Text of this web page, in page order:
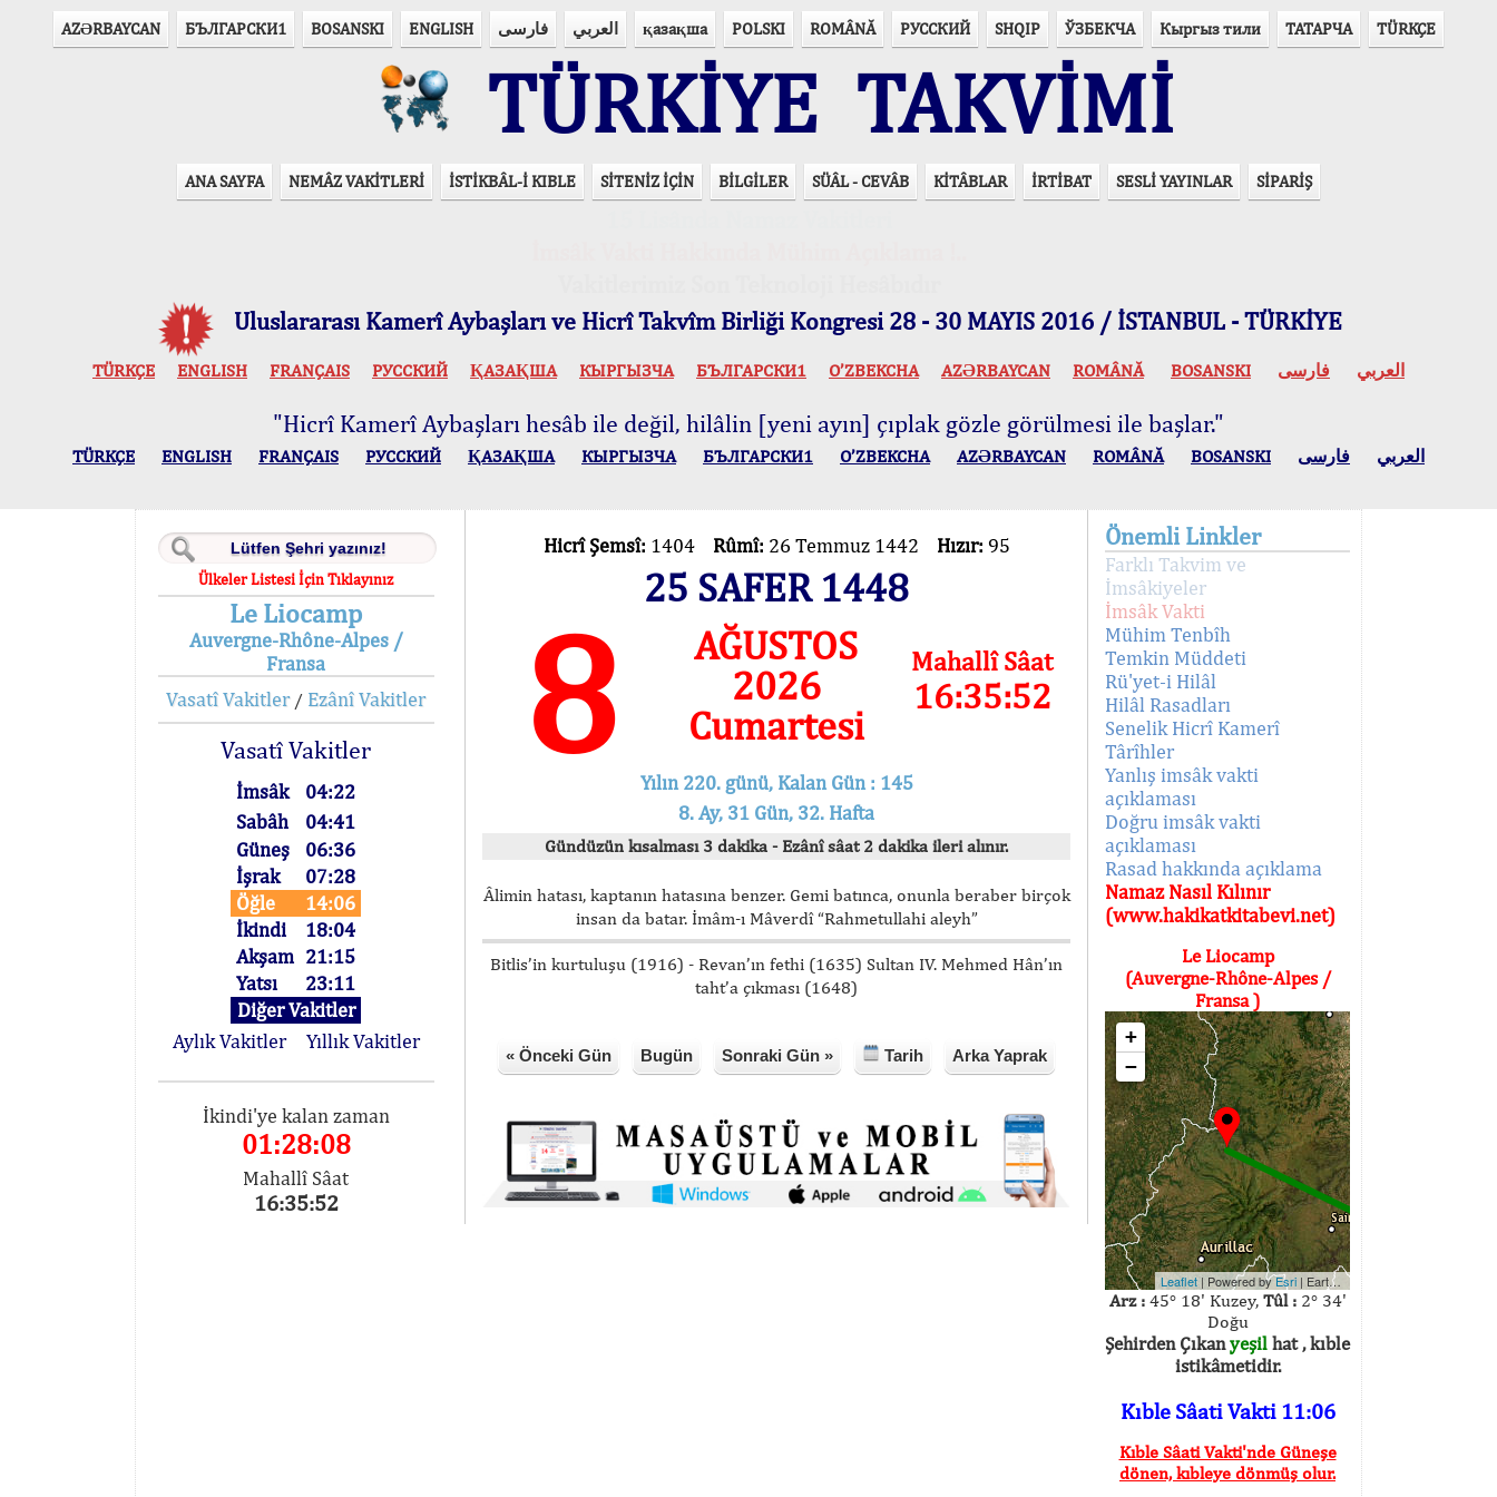
AZӘRBAYCAN БЪЛГАРСКИ1 BOSANSKI ENGLISH فارسی العربي қазақша POLSKI ROMÂNĂ РУССКИЙ SHQIP ЎЗБЕКЧА Кыргыз тили ТАТАРЧА TÜRKÇE
TÜRKİYE TAKVİMİ
ANA SAYFA NEMÂZ VAKİTLERİ İSTİKBÂL-İ KIBLE SİTENİZ İÇİN BİLGİLER SÜÂL - CEVÂB KİTÂBLAR İRTİBAT SESLİ YAYINLAR SİPARİŞ
Uluslararası Kamerî Aybaşları ve Hicrî Takvîm Birliği Kongresi 28 - 30 MAYIS 2016 / İSTANBUL - TÜRKİYE
TÜRKÇE ENGLISH FRANÇAIS РУССКИЙ ҚАЗАҚША КЫPГЫЗЧA БЪЛГАРСКИ1 O’ZBEKCHA AZӘRBAYCAN ROMÂNĂ BOSANSKI العربي فارسی
"Hicrî Kamerî Aybaşları hesâb ile değil, hilâlin [yeni ayın] çıplak gözle görülmesi ile başlar."
TÜRKÇE ENGLISH FRANÇAIS РУССКИЙ ҚАЗАҚША КЫPГЫЗЧA БЪЛГАРСКИ1 O’ZBEKCHA AZӘRBAYCAN ROMÂNĂ BOSANSKI العربي فارسی
Ülkeler Listesi İçin Tıklayınız
Le Liocamp
Auvergne-Rhône-Alpes /
Fransa
Vasatî Vakitler/ Ezânî Vakitler
Vasatî Vakitler
İmsâk
04:22
Sabâh
04:41
Güneş
06:36
İşrak
07:28
Öğle
14:06
İkindi
18:04
Akşam 21:15
Yatsı
23:11
Diğer Vakitler
Aylık Vakitler
Yıllık Vakitler
İkindi'ye kalan zaman
01:28:08
Mahallî Sâat
16:35:52
Hicrî Şemsî: 1404 Rûmî: 26 Temmuz 1442 Hızır: 95
25 SAFER 1448
8
AĞUSTOS
2026
Cumartesi
Mahallî Sâat
16:35:52
Yılın 220. günü, Kalan Gün : 145
8. Ay, 31 Gün, 32. Hafta
Gündüzün kısalması 3 dakika - Ezânî sâat 2 dakika ileri alınır.
Âlimin hatası, kaptanın hatasına benzer. Gemi batınca, onunla beraber birçok
insan da batar. İmâm-ı Mâverdî “Rahmetullahi aleyh”
Bitlis’in kurtuluşu (1916) - Revan’ın fethi (1635) Sultan IV. Mehmed Hân’ın
taht’a çıkması (1648)
« Önceki Gün Bugün Sonraki Gün » Tarih Arka Yaprak
Önemli Linkler
Farklı Takvim ve
İmsâkiyeler
İmsâk Vakti
Mühim Tenbîh
Temkin Müddeti
Rü'yet-i Hilâl
Hilâl Rasadları
Senelik Hicrî Kamerî
Târîhler
Yanlış imsâk vakti
açıklaması
Doğru imsâk vakti
açıklaması
Rasad hakkında açıklama
Namaz Nasıl Kılınır
(www.hakikatkitabevi.net)
Le Liocamp
(Auvergne-Rhône-Alpes /
Fransa )
+
−
Leaflet | Powered byEsri | Earthstar Geographics
Arz :45° 18' Kuzey, Tûl :2° 34'
Doğu
Şehirden Çıkanyeşil hat , kıble
istikâmetidir.
Kıble Sâati Vakti 11:06
Kıble Sâati Vakti'nde Güneşe
dönen, kıbleye dönmüş olur.